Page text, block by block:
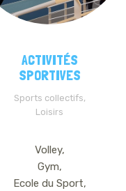
ACTIVITÉS
SPORTIVES
Sports collectifs,
Loisirs
Volley,
Gym,
Ecole du Sport,